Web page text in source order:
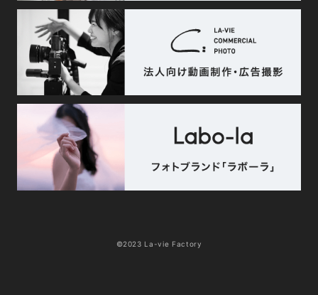
©2023 La-vie Factory